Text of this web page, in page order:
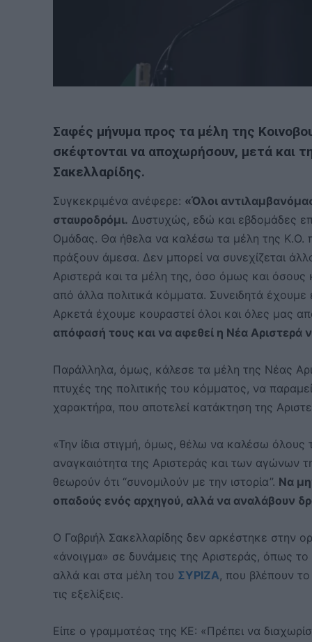
Σαφές μήνυμα προς τα μέλη της
σκέφτονται να αποχωρήσουν, μετά και
Σακελλαρίδης.
Συγκεκριμένα ανέφερε: «Όλοι
σταυροδρόμι. Δυστυχώς, εδώ και εβδομάδες
Ομάδας. Θα ήθελα να καλέσω τα μέλη της Κ.Ο.
πράξουν άμεσα. Δεν μπορεί να συνεχίζεται
Αριστερά και τα μέλη της, όσο όμως και
από άλλα πολιτικά κόμματα. Συνειδητά
Αρκετά έχουμε κουραστεί όλοι και όλες μας
απόφασή τους και να αφεθεί η Νέα Αριστερά
Παράλληλα, όμως, κάλεσε τα μέλη της Νέας
πτυχές της πολιτικής του κόμματος, να
χαρακτήρα, που αποτελεί κατάκτηση της
«Την ίδια στιγμή, όμως, θέλω να καλέσω όλους
αναγκαιότητα της Αριστεράς και των αγώνων
θεωρούν ότι “συνομιλούν με την ιστορία”. Να
οπαδούς ενός αρχηγού, αλλά να αναλάβουν
Ο Γαβριήλ Σακελλαρίδης δεν αρκέστηκε στην
«άνοιγμα» σε δυνάμεις της Αριστεράς, όπως
αλλά και στα μέλη του ΣΥΡΙΖΑ, που βλέπουν
τις εξελίξεις.
Είπε ο γραμματέας της ΚΕ: «Πρέπει να